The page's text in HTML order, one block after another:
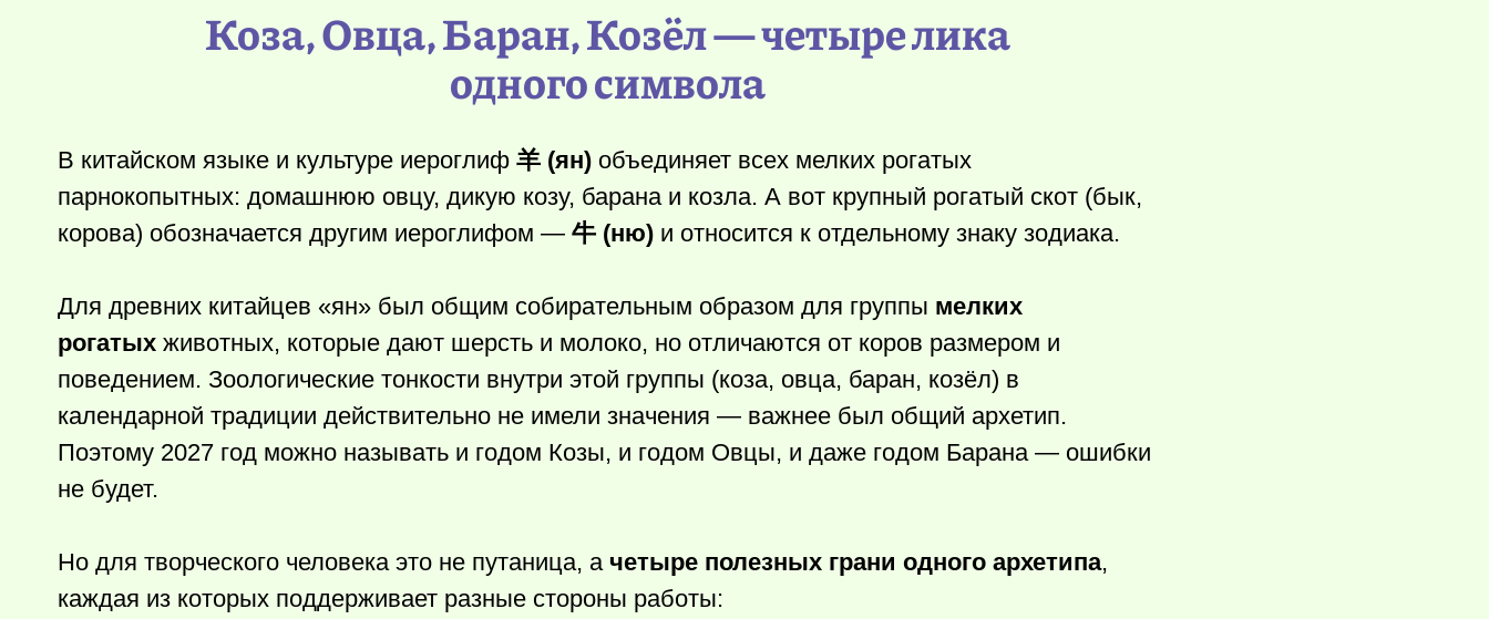
Коза, Овца, Баран, Козёл — четыре лика
одного символа
В китайском языке и культуре иероглиф 羊 (ян) объединяет всех мелких рогатых
парнокопытных: домашнюю овцу, дикую козу, барана и козла. А вот крупный рогатый скот (бык,
корова) обозначается другим иероглифом — 牛 (ню) и относится к отдельному знаку зодиака.
Для древних китайцев «ян» был общим собирательным образом для группы мелких
рогатых животных, которые дают шерсть и молоко, но отличаются от коров размером и
поведением. Зоологические тонкости внутри этой группы (коза, овца, баран, козёл) в
календарной традиции действительно не имели значения — важнее был общий архетип.
Поэтому 2027 год можно называть и годом Козы, и годом Овцы, и даже годом Барана — ошибки
не будет.
Но для творческого человека это не путаница, а четыре полезных грани одного архетипа,
каждая из которых поддерживает разные стороны работы: